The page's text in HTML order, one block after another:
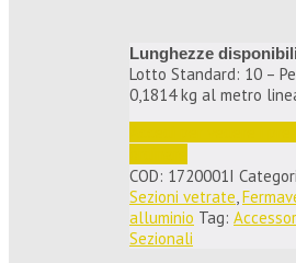
Lunghezze
Lotto Standard: 10 –
0,1814 kg al metro
COD: 1720001I
Sezioni vetrate,
alluminio Tag:
Sezionali